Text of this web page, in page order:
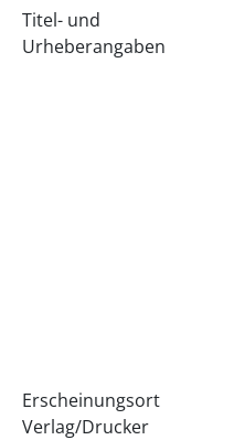
Titel- und
Urheberangaben
Erscheinungsort
Verlag/Drucker